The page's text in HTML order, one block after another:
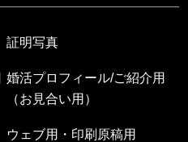
証明写真
婚活プロフィール/ご紹介用
（お見合い用）
ウェブ用・印刷原稿用